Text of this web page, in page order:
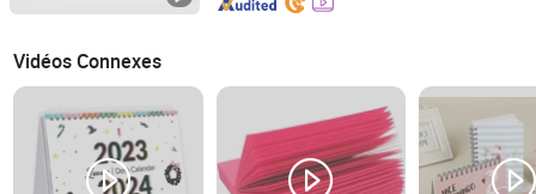
Vidéos Connexes